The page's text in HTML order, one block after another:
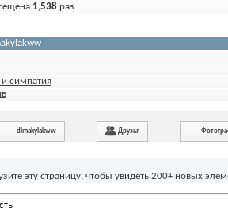
1,538 раз
и симпатия
dimakylakww Друзья
эту страницу, чтобы увидеть 200+ новых